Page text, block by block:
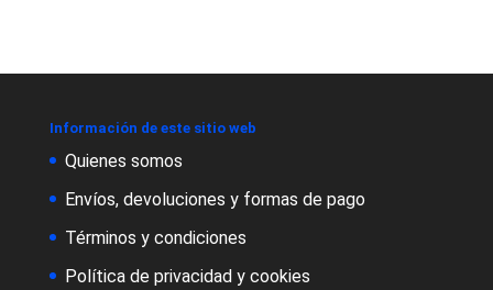
Información de este sitio web
Quienes somos
Envíos, devoluciones y formas de pago
Términos y condiciones
Política de privacidad y cookies